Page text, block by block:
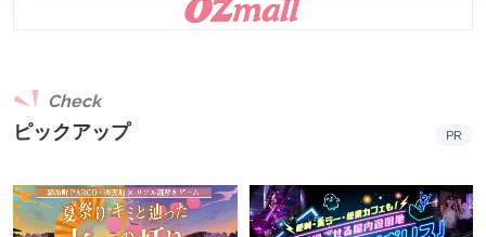
ピックアップ
Check
PR